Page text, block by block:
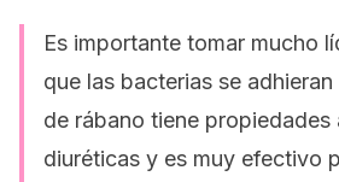
Es importante tomar mucho
que las bacterias se
de rábano tiene
diuréticas y es muy efectivo